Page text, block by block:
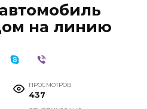
на линию
ПРОСМОТРОВ
437